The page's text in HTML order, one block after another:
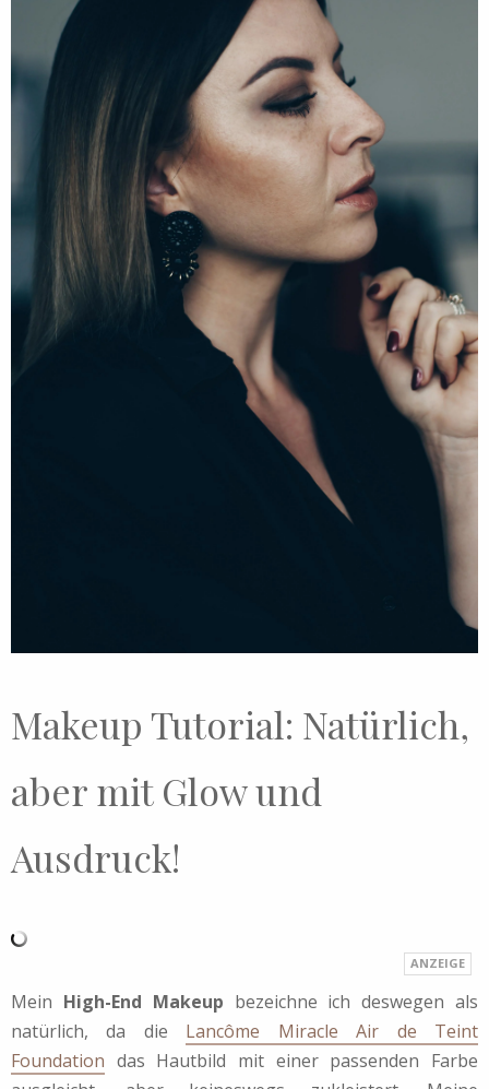
Makeup Tutorial: Natürlich,
aber mit Glow und
Ausdruck!
Mein High-End Makeup bezeichne ich deswegen als
natürlich, da die Lancôme Miracle Air de Teint
Foundation das Hautbild mit einer passenden Farbe